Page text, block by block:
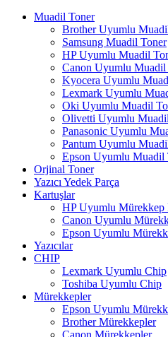
Muadil Toner
Brother Uyumlu
Samsung Muadil Toner
HP Uyumlu Muadil
Canon Uyumlu Muadil
Kyocera Uyumlu
Lexmark Uyumlu
Oki Uyumlu Muadil
Olivetti Uyumlu
Panasonic Uyumlu
Pantum Uyumlu
Epson Uyumlu Muadil
Orjinal Toner
Yazıcı Yedek Parça
Kartuşlar
HP Uyumlu Mürekkep
Canon Uyumlu
Epson Uyumlu
Yazıcılar
CHIP
Lexmark Uyumlu Chip
Toshiba Uyumlu Chip
Mürekkepler
Epson Uyumlu
Brother Mürekkepler